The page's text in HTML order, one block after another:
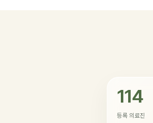
114
등록 의료진